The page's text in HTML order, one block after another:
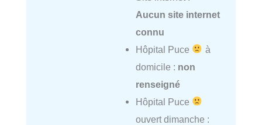
Aucun site internet
connu
Hôpital Puce
à
domicile : non
renseigné
Hôpital Puce
ouvert dimanche :